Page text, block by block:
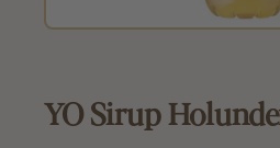
YO Sirup